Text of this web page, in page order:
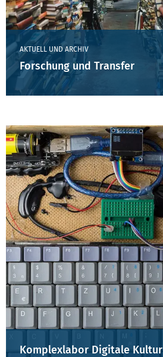
AKTUELL UND ARCHIV
Forschung und Transfer
Komplexlabor Digitale Kultur